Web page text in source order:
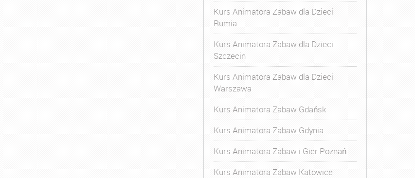
Kurs Animatora Zabaw dla Dzieci
Rumia
Kurs Animatora Zabaw dla Dzieci
Szczecin
Kurs Animatora Zabaw dla Dzieci
Warszawa
Kurs Animatora Zabaw Gdańsk
Kurs Animatora Zabaw Gdynia
Kurs Animatora Zabaw i Gier Poznań
Kurs Animatora Zabaw Katowice